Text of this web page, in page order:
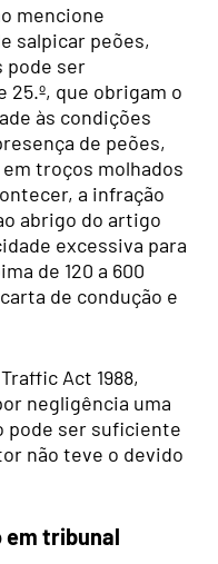
mencione
salpicar peões,
pode ser
25.º, que obrigam o
às condições
de peões,
troços molhados
a infração
abrigo do artigo
excessiva para
de 120 a 600
de condução e
Act 1988,
negligência uma
pode ser suficiente
não teve o devido
em tribunal